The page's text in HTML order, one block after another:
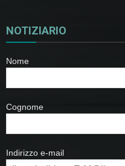
NOTIZIARIO
Nome
Cognome
Indirizzo e-mail